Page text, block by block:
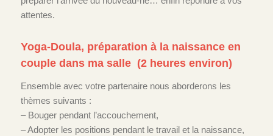
attentes.
Yoga-Doula, préparation à la naissance en
couple dans ma salle (2 heures environ)
Ensemble avec votre partenaire nous aborderons les
thèmes suivants :
– Bouger pendant l’accouchement,
– Adopter les positions pendant le travail et la naissance,